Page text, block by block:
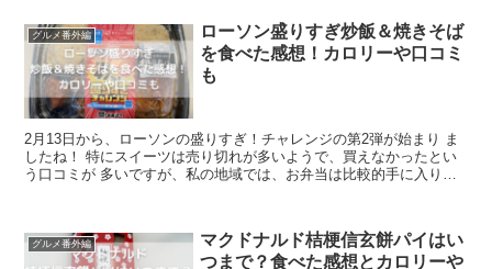
グルメ番外編
ローソン盛りすぎ炒飯＆焼きそば
を食べた感想！カロリーや口コミ
も
2月13日から、ローソンの盛りすぎ！チャレンジの第2弾が始まり ま
したね！ 特にスイーツは売り切れが多いようで、買えなかったとい
う口コミが 多いですが、私の地域では、お弁当は比較的手に入りや
グルメ番外編
マクドナルド桔梗信玄餅パイはい
つまで？食べた感想とカロリーや